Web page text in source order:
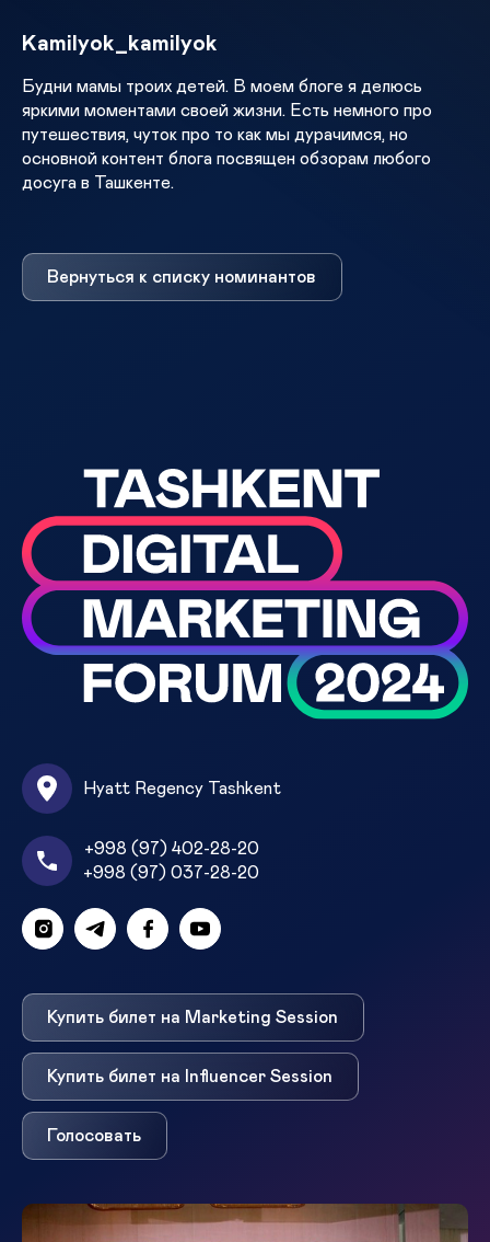
Kamilyok_kamilyok
Будни мамы троих детей. В моем блоге я делюсь
яркими моментами своей жизни. Есть немного про
путешествия, чуток про то как мы дурачимся, но
основной контент блога посвящен обзорам любого
досуга в Ташкенте.
Вернуться к списку номинантов
Hyatt Regency Tashkent
+998 (97) 402-28-20
+998 (97) 037-28-20
Купить билет на Marketing Session
Купить билет на Influencer Session
Голосовать